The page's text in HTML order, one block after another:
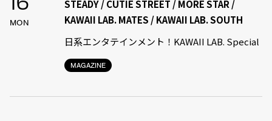
MON
MAGAZINE
STEADY / CUTIE STREET / MORE STAR /
KAWAII LAB. MATES / KAWAII LAB. SOUTH
日系エンタテインメント！KAWAII LAB. Special